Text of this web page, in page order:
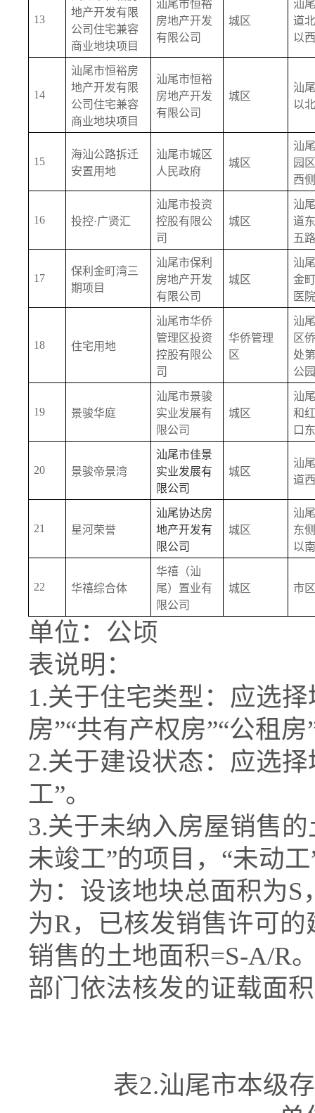
13
地产开发有限
公司住宅兼容
商业地块项目
汕尾市恒裕
房地产开发
有限公司
城区
汕
道
以西
14
汕尾市恒裕房
地产开发有限
公司住宅兼容
商业地块项目
汕尾市恒裕
房地产开发
有限公司
城区
汕
以北
15
海汕公路拆迁
安置用地
汕尾市城区
人民政府
城区
汕
园
西侧
16 投控·广贤汇
汕尾市投资
控股有限公
司
城区
汕
道
五
17
保利金町湾三
期项目
汕尾市保利
房地产开发
有限公司
城区
汕
金
医
18 住宅用地
汕尾市华侨
管理区投资
控股有限公
司
华侨管理
区
汕
区
处
公
19 景骏华庭
汕尾市景骏
实业发展有
限公司
城区
汕
和
口
20 景骏帝景湾
汕尾市佳景
实业发展有
限公司
城区
汕
道
21 星河荣誉
汕尾协达房
地产开发有
限公司
城区
汕
东
以南
22 华禧综合体
华禧（汕
尾）置业有
限公司
城区 市
单位：公顷
表说明：
1.关于住宅类型：应选
房”“共有产权房”“公租房
2.关于建设状态：应选
工”。
3.关于未纳入房屋销售
未竣工”的项目，“未动
为：设该地块总面积为
为R，已核发销售许可
销售的土地面积=S-A/R
部门依法核发的证载面
表2.汕尾市本级